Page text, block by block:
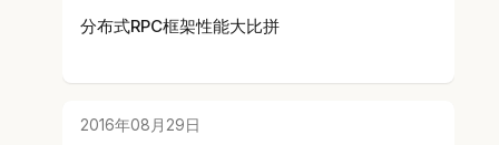
分布式RPC框架性能大比拼
2016年08月29日